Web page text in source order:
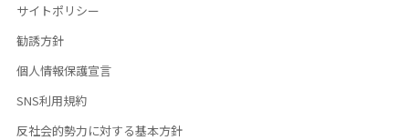
サイトポリシー
勧誘方針
個人情報保護宣言
SNS利用規約
反社会的勢力に対する基本方針